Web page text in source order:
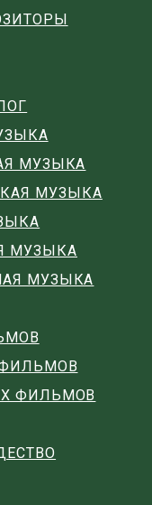
МУЗЫКА
МУЗЫКА
МУЗЫКА
МУЗЫКА
ФИЛЬМОВ